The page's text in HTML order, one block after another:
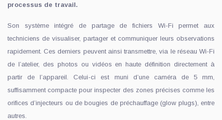
processus de travail.
Son système intégré de partage de fichiers Wi-Fi permet aux
techniciens de visualiser, partager et communiquer leurs observations
rapidement. Ces derniers peuvent ainsi transmettre, via le réseau Wi-Fi
de l’atelier, des photos ou vidéos en haute définition directement à
partir de l’appareil. Celui-ci est muni d’une caméra de 5 mm,
suffisamment compacte pour inspecter des zones précises comme les
orifices d’injecteurs ou de bougies de préchauffage (glow plugs), entre
autres.